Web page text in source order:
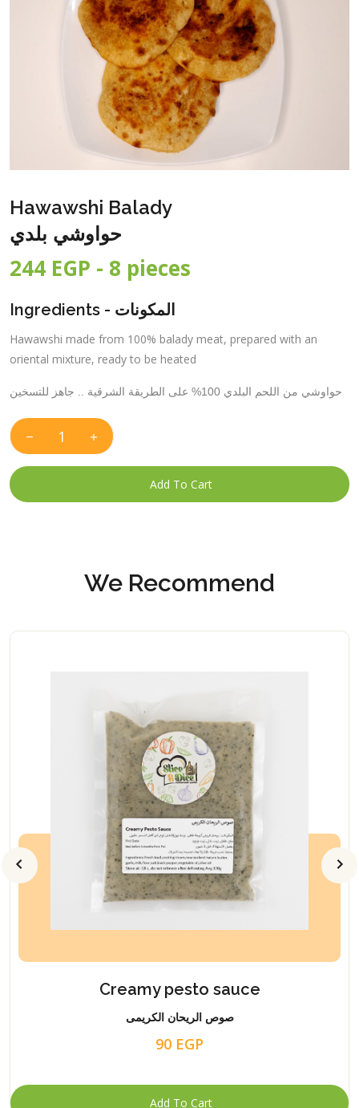
Hawawshi Balady
حواوشي بلدي
244 EGP - 8 pieces
Ingredients - المكونات
Hawawshi made from 100% balady meat, prepared with an
oriental mixture, ready to be heated
حواوشي من اللحم البلدي 100% على الطريقة الشرقية .. جاهز للتسخين
We Recommend
Creamy pesto sauce
صوص الريحان الكريمى
90 EGP